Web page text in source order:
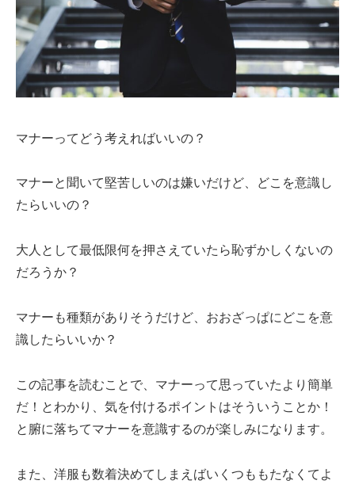
マナーってどう考えればいいの？
マナーと聞いて堅苦しいのは嫌いだけど、どこを意識し
たらいいの？
大人として最低限何を押さえていたら恥ずかしくないの
だろうか？
マナーも種類がありそうだけど、おおざっぱにどこを意
識したらいいか？
この記事を読むことで、マナーって思っていたより簡単
だ！とわかり、気を付けるポイントはそういうことか！
と腑に落ちてマナーを意識するのが楽しみになります。
また、洋服も数着決めてしまえばいくつももたなくてよ